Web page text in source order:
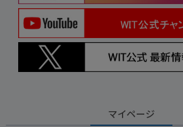
マイページ